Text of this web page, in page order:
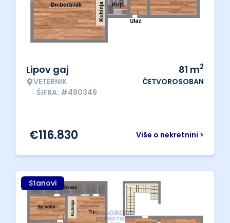
Lipov gaj
VETERNIK
ŠIFRA: #490349
81 m2
ČETVOROSOBAN
Više o nekretnini >
€116.830
Stanovi